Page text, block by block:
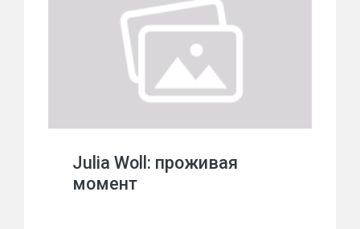
Julia Woll: проживая
момент